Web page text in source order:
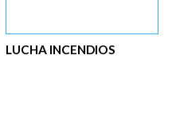
LUCHA INCENDIOS